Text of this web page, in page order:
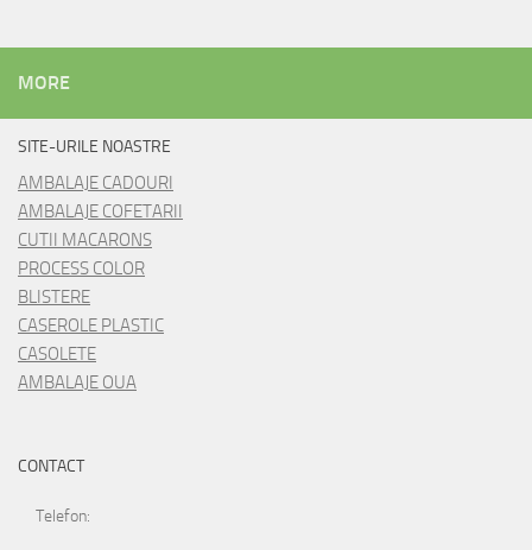
MORE
SITE-URILE NOASTRE
AMBALAJE CADOURI
AMBALAJE COFETARII
CUTII MACARONS
PROCESS COLOR
BLISTERE
CASEROLE PLASTIC
CASOLETE
AMBALAJE OUA
CONTACT
Telefon: